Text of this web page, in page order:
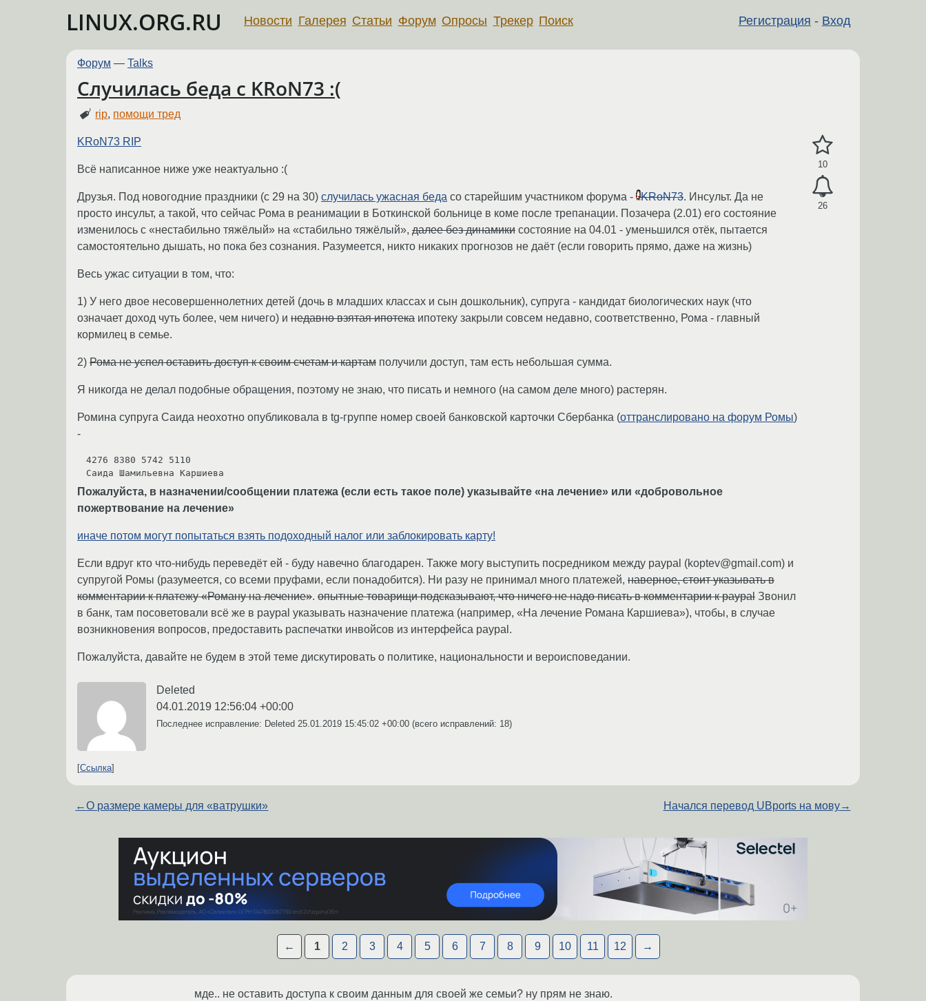
LINUX.ORG.RU Регистрация - Вход
Новости Галерея Статьи Форум Опросы Трекер Поиск
Форум — Talks
Случилась беда с KRoN73 :(
rip, помощи тред
10
26
KRoN73 RIP
Всё написанное ниже уже неактуально :(
Друзья. Под новогодние праздники (с 29 на 30) случилась ужасная беда со старейшим участником форума - KRoN73. Инсульт. Да не
просто инсульт, а такой, что сейчас Рома в реанимации в Боткинской больнице в коме после трепанации. Позачера (2.01) его состояние
изменилось с «нестабильно тяжёлый» на «стабильно тяжёлый», далее без динамики состояние на 04.01 - уменьшился отёк, пытается
самостоятельно дышать, но пока без сознания. Разумеется, никто никаких прогнозов не даёт (если говорить прямо, даже на жизнь)
Весь ужас ситуации в том, что:
1) У него двое несовершеннолетних детей (дочь в младших классах и сын дошкольник), супруга - кандидат биологических наук (что
означает доход чуть более, чем ничего) и недавно взятая ипотека ипотеку закрыли совсем недавно, cоответственно, Рома - главный
кормилец в семье.
2) Рома не успел оставить доступ к своим счетам и картам получили доступ, там есть небольшая сумма.
Я никогда не делал подобные обращения, поэтому не знаю, что писать и немного (на самом деле много) растерян.
Ромина супруга Саида неохотно опубликовала в tg-группе номер своей банковской карточки Сбербанка (оттранслировано на форум Ромы)
-
4276 8380 5742 5110
Саида Шамильевна Каршиева
Пожалуйста, в назначении/сообщении платежа (если есть такое поле) указывайте «на лечение» или «добровольное
пожертвование на лечение»
иначе потом могут попытаться взять подоходный налог или заблокировать карту!
Если вдруг кто что-нибудь переведёт ей - буду навечно благодарен. Также могу выступить посредником между paypal (koptev@gmail.com) и
супругой Ромы (разумеется, со всеми пруфами, если понадобится). Ни разу не принимал много платежей, наверное, стоит указывать в
комментарии к платежу «Роману на лечение». опытные товарищи подсказывают, что ничего не надо писать в комментарии к paypal Звонил
в банк, там посоветовали всё же в paypal указывать назначение платежа (например, «На лечение Романа Каршиева»), чтобы, в случае
возникновения вопросов, предоставить распечатки инвойсов из интерфейса paypal.
Пожалуйста, давайте не будем в этой теме дискутировать о политике, национальности и вероисповедании.
Deleted
04.01.2019 12:56:04 +00:00
Последнее исправление: Deleted 25.01.2019 15:45:02 +00:00 (всего исправлений: 18)
Ссылка
←О размере камеры для «ватрушки» Начался перевод UBports на мову→
← 1 2 3 4 5 6 7 8 9 10 11 12 →
мде.. не оставить доступа к своим данным для своей же семьи? ну прям не знаю.